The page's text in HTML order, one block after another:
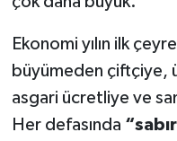
Ekonomi yılın ilk
büyümeden çiftçiye,
asgari ücretliye ve
Her defasında